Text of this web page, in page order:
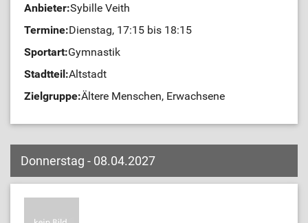
Anbieter:Sybille Veith
Termine:Dienstag, 17:15 bis 18:15
Sportart:Gymnastik
Stadtteil:Altstadt
Zielgruppe:Ältere Menschen, Erwachsene
Donnerstag - 08.04.2027